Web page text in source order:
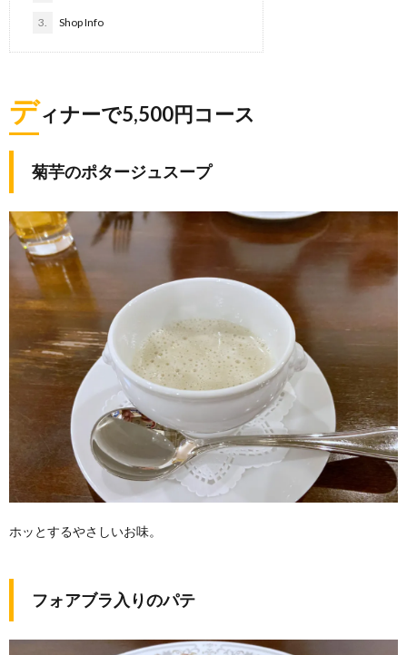
3. Shop Info
ディナーで5,500円コース
菊芋のポタージュスープ
ホッとするやさしいお味。
フォアブラ入りのパテ